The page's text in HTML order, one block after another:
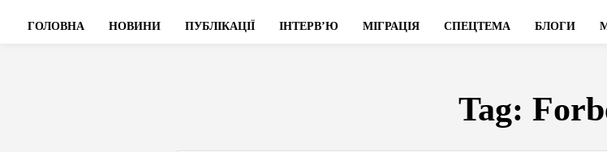
ГОЛОВНА НОВИНИ ПУБЛІКАЦІЇ ІНТЕРВʼЮ МІГРАЦІЯ СПЕЦТЕМА БЛОГИ
Tag: